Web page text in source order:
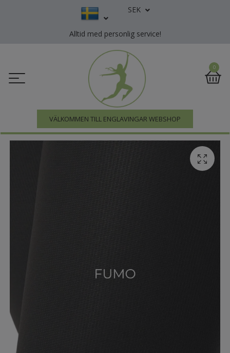
SEK
Alltid med personlig service!
VÄLKOMMEN TILL ENGLAVINGAR WEBSHOP
0